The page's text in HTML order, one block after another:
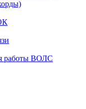
работы ВОЛС